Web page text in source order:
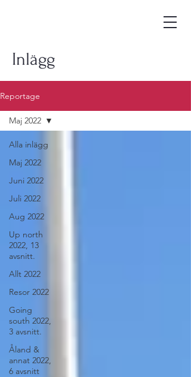
Inlägg
Reportage
Alla inlägg
Maj 2022
Juni 2022
Juli 2022
Aug 2022
Up north
2022, 13
avsnitt.
Allt 2022
Resor 2022
Going
south 2022,
3 avsnitt.
Åland &
annat 2022,
6 avsnitt
Maj 2022